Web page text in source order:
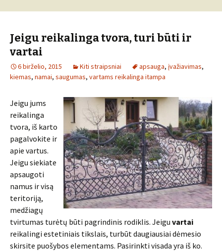
Jeigu reikalinga tvora, turi būti ir
vartai
6 birželio, 2015 Kiti straipsniai apsauga, įvažiavimas,
kiemas, namai, saugumas, vartams reikalinga itampa
Jeigu jums
reikalinga
tvora, iš karto
pagalvokite ir
apie vartus.
Jeigu siekiate
apsaugoti
namus ir visą
teritoriją,
medžiagų
tvirtumas turėtų būti pagrindinis rodiklis. Jeigu vartai
reikalingi estetiniais tikslais, turbūt daugiausiai dėmesio
skirsite puošybos elementams. Pasirinkti visada yra iš ko.